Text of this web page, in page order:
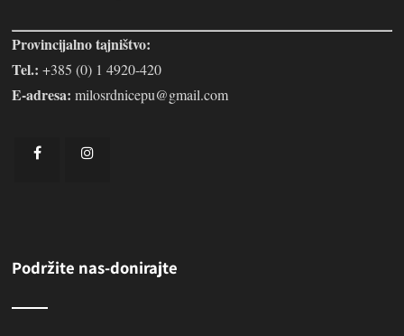
Provincijalno tajništvo:
Tel.:+385 (0) 1 4920-420
E-adresa:milosrdnicepu@gmail.com
Podržite nas-donirajte